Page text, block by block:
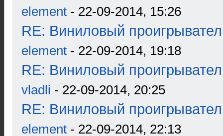
element - 22-09-2014, 15:26
RE: Виниловый
element - 22-09-2014, 19:18
RE: Виниловый
vladli - 22-09-2014, 20:25
RE: Виниловый
element - 22-09-2014, 22:13